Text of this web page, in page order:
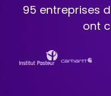
95 entreprises
ont